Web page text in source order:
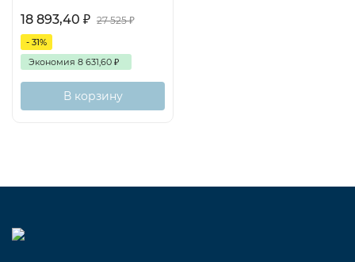
18 893,40 ₽ 27 525₽
- 31%
Экономия 8 631,60 ₽
В корзину